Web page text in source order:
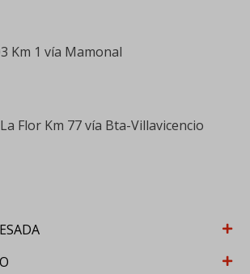
Km 1 vía Mamonal
Flor Km 77 vía Bta-Villavicencio